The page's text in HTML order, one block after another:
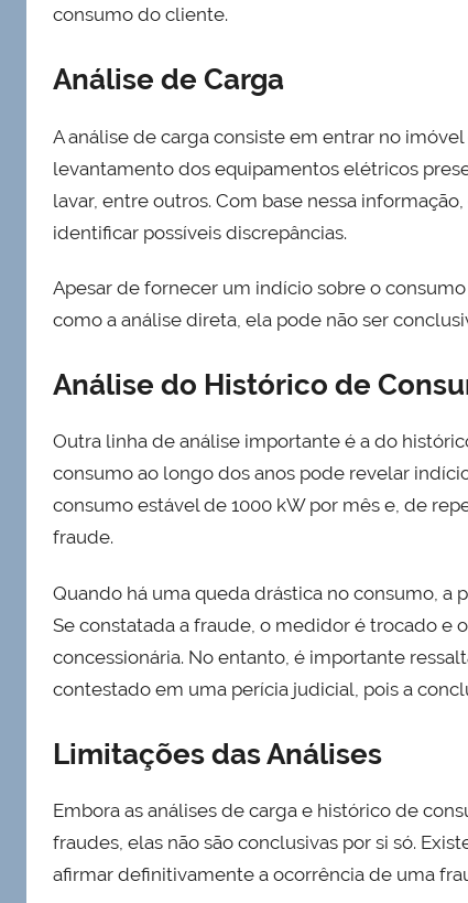
consumo do cliente.
Análise de Carga
A análise de carga consiste em entrar no
levantamento dos equipamentos elétricos
lavar, entre outros. Com base nessa
identificar possíveis discrepâncias.
Apesar de fornecer um indício sobre o
como a análise direta, ela pode não ser
Análise do Histórico de
Outra linha de análise importante é a do
consumo ao longo dos anos pode revelar
consumo estável de 1000 kW por mês e, de
fraude.
Quando há uma queda drástica no consumo, a
Se constatada a fraude, o medidor é trocado e
concessionária. No entanto, é importante
contestado em uma perícia judicial, pois a
Limitações das Análises
Embora as análises de carga e histórico de
fraudes, elas não são conclusivas por si só.
afirmar definitivamente a ocorrência de uma